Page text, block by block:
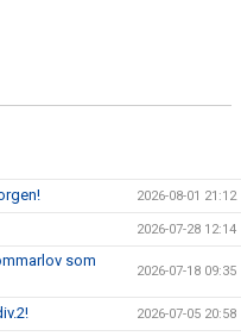
2026-08-01 21:12
2026-07-28 12:14
som
2026-07-18 09:35
2026-07-05 20:58